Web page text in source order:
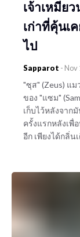
เจ้าเหมีย
เก่าที่คุ้นเ
ไป
Sapparot - Nov
"ซุส" (Zeus) แม
ของ "แซม"
เก็บไว้หลังจาก
ครั้งแรกหลังเพื่
อีก เพียงได้กลิ่น